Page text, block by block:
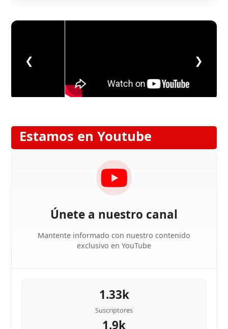
❮ ❯
Estamos en Youtube
Únete a nuestro canal
Mantente informado con nuestro contenido
exclusivo en YouTube
1.33k
Suscriptores
1.9k